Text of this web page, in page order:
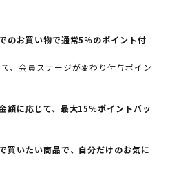
のお買い物で通常5％のポイント付
、会員ステージが変わり付与ポイン
額に応じて、最大15％ポイントバッ
買いたい商品で、自分だけのお気に